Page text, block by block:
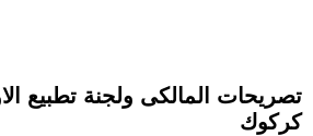
تصريحات المالكى ولجنة تطبيع
كركوك